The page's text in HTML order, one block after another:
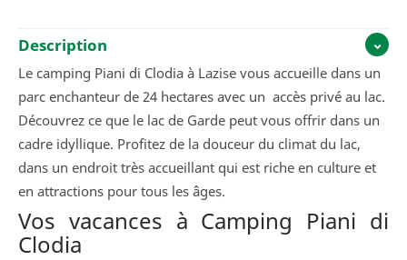
Description
Le camping Piani di Clodia à Lazise vous accueille dans un
parc enchanteur de 24 hectares avec un accès privé au lac.
Découvrez ce que le lac de Garde peut vous offrir dans un
cadre idyllique. Profitez de la douceur du climat du lac,
dans un endroit très accueillant qui est riche en culture et
en attractions pour tous les âges.
Vos vacances à Camping Piani di
Clodia